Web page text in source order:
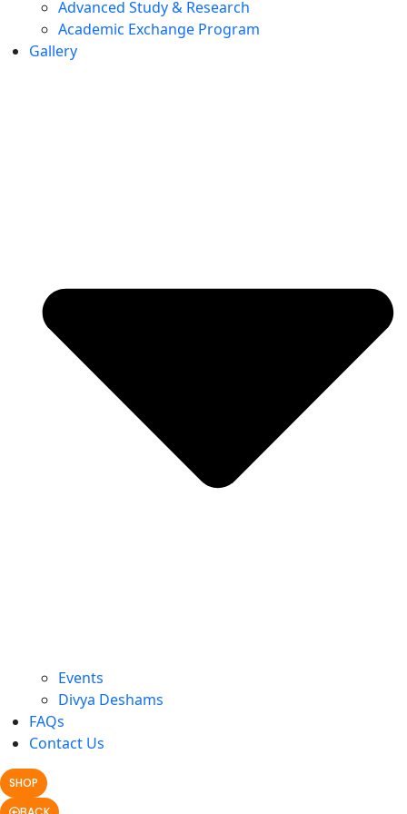
Advanced Study & Research
Academic Exchange Program
Gallery
Events
Divya Deshams
FAQs
Contact Us
SHOP